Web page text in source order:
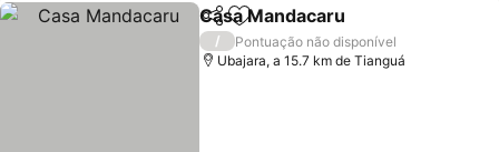
PartilharAdicionar aos favoritos
Casa Mandacaru
/
Pontuação não disponível
Ubajara, a 15.7 km de Tianguá